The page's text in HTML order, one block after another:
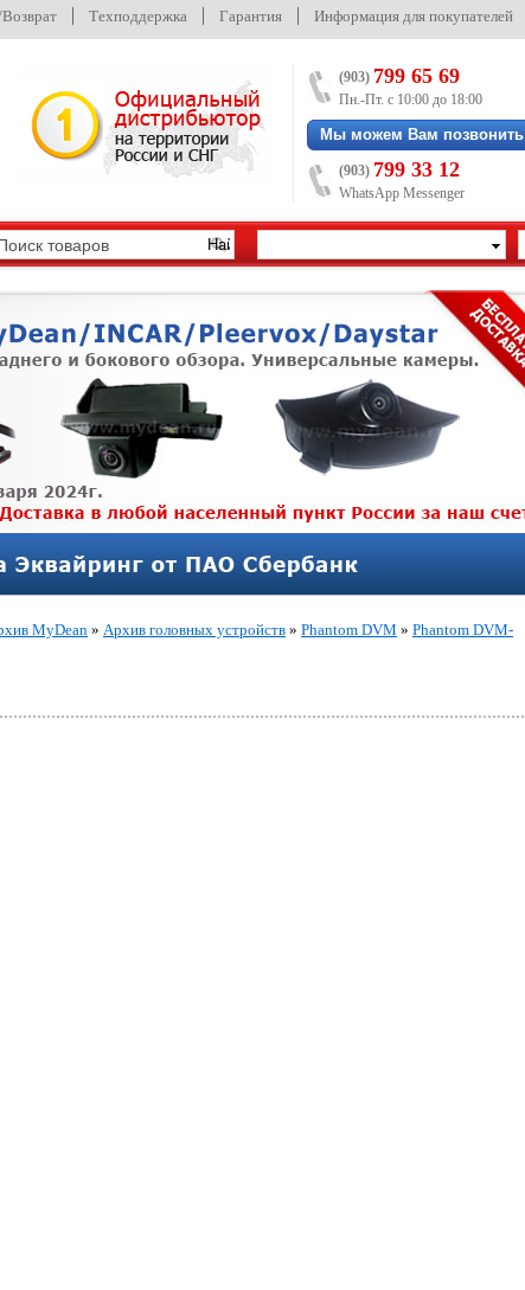
Техподдержка Гарантия Информация для покупателей
(903) 799 65 69
Пн.-Пт. с 10:00 до 18:00
Мы можем Вам позвонить
(903) 799 33 12
WhatsApp Messenger
MyDean» Архив головных устройств » Phantom DVM » Phantom DVM-